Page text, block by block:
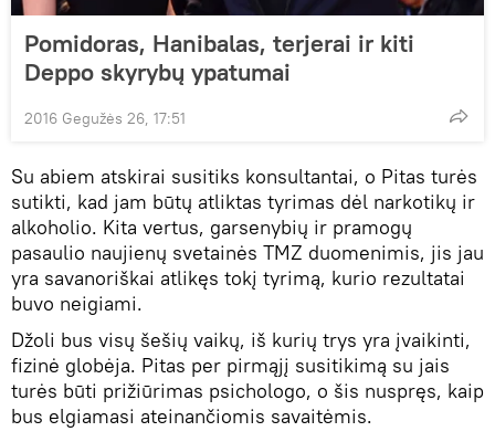
Pomidoras, Hanibalas, terjerai ir kiti
Deppo skyrybų ypatumai
2016 Gegužės 26, 17:51
Su abiem atskirai susitiks konsultantai, o Pitas turės
sutikti, kad jam būtų atliktas tyrimas dėl narkotikų ir
alkoholio. Kita vertus, garsenybių ir pramogų
pasaulio naujienų svetainės TMZ duomenimis, jis jau
yra savanoriškai atlikęs tokį tyrimą, kurio rezultatai
buvo neigiami.
Džoli bus visų šešių vaikų, iš kurių trys yra įvaikinti,
fizinė globėja. Pitas per pirmąjį susitikimą su jais
turės būti prižiūrimas psichologo, o šis nuspręs, kaip
bus elgiamasi ateinančiomis savaitėmis.